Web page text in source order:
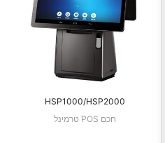
HSP1000/HSP2000
טרמינל POS חכם